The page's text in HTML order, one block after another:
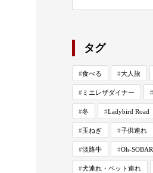
タグ
食べる 大人旅
ミエレザダイナー
冬 Ladybird Road
玉ねぎ 子供連れ
淡路牛 Oh-SOBAR
犬連れ・ペット連れ